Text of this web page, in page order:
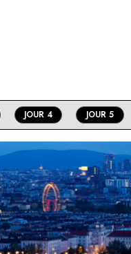
JOUR 4 JOUR 5